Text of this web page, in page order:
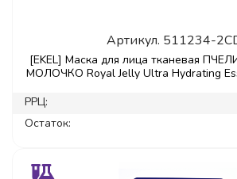
Артикул. 511234-
[EKEL] Маска для лица тканевая
МОЛОЧКО Royal Jelly Ultra Hydrating
РРЦ:
Остаток: